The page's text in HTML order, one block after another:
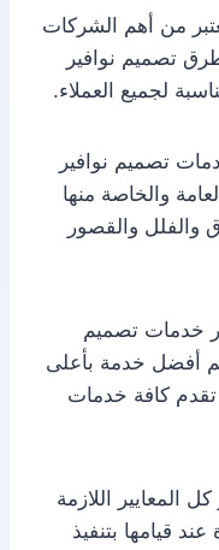
من أهم الشركات
تصميم نوافير
لجميع العملاء.
تصميم نوافير
والخاصة منها
والفلل والقصور
خدمات تصميم
أفضل خدمة بأعلى
تقدم كافة خدمات
المعايير اللازمة
قيامها بتنفيذ